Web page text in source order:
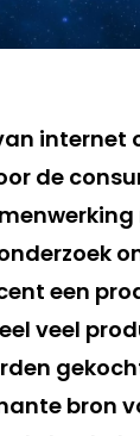
internet
de
een
veel
bron